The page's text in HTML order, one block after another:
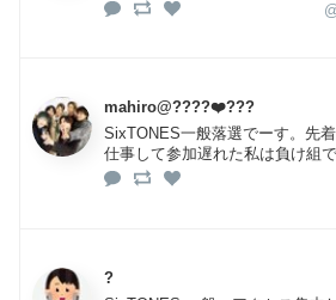
mahiro@????❤️???
SixTONES一般落選でーす。先
仕事して参加遅れた私は負け組で
?